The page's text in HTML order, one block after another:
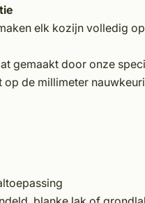
elk kozijn volledig
gemaakt door onze
de millimeter